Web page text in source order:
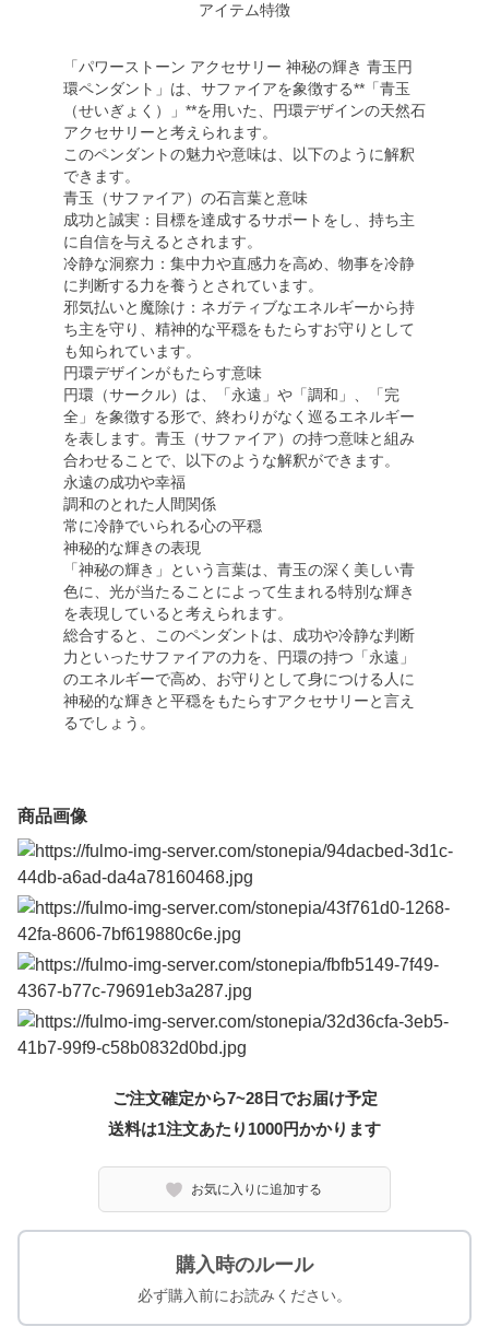
アイテム特徴
「パワーストーン アクセサリー 神秘の輝き 青玉円
環ペンダント」は、サファイアを象徴する**「青玉
（せいぎょく）」**を用いた、円環デザインの天然石
アクセサリーと考えられます。
このペンダントの魅力や意味は、以下のように解釈
できます。
青玉（サファイア）の石言葉と意味
成功と誠実：目標を達成するサポートをし、持ち主
に自信を与えるとされます。
冷静な洞察力：集中力や直感力を高め、物事を冷静
に判断する力を養うとされています。
邪気払いと魔除け：ネガティブなエネルギーから持
ち主を守り、精神的な平穏をもたらすお守りとして
も知られています。
円環デザインがもたらす意味
円環（サークル）は、「永遠」や「調和」、「完
全」を象徴する形で、終わりがなく巡るエネルギー
を表します。青玉（サファイア）の持つ意味と組み
合わせることで、以下のような解釈ができます。
永遠の成功や幸福
調和のとれた人間関係
常に冷静でいられる心の平穏
神秘的な輝きの表現
「神秘の輝き」という言葉は、青玉の深く美しい青
色に、光が当たることによって生まれる特別な輝き
を表現していると考えられます。
総合すると、このペンダントは、成功や冷静な判断
力といったサファイアの力を、円環の持つ「永遠」
のエネルギーで高め、お守りとして身につける人に
神秘的な輝きと平穏をもたらすアクセサリーと言え
るでしょう。
商品画像
ご注文確定から7~28日でお届け予定
送料は1注文あたり 1000円かかります
お気に入りに追加する
購入時のルール
必ず購入前にお読みください。